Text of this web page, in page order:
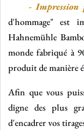
- Impression
d'hommage" est
Hahnemühle
monde fabriqué à
produit de manière
Afin que vous
digne des plus
d'encadrer vos